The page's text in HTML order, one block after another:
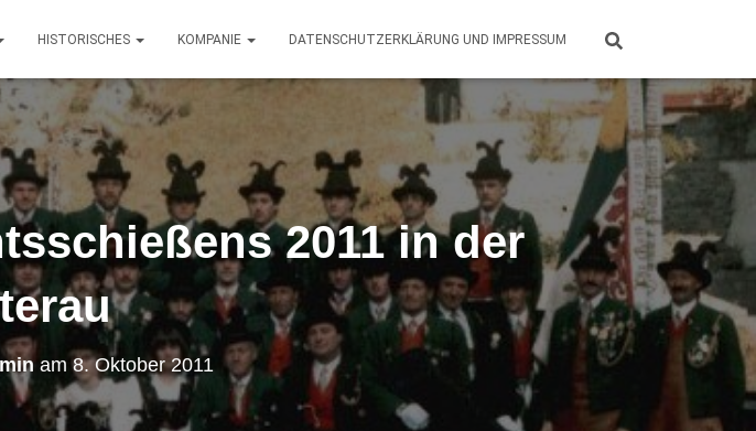
HISTORISCHES KOMPANIE DATENSCHUTZERKLÄRUNG UND IMPRESSUM
2011 in der
am8. Oktober 2011